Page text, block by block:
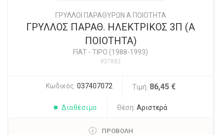
ΓΡΥΛΛΟΙ ΠΑΡΑΘΥΡΩΝ Α ΠΟΙΟΤΗΤΑ
ΓΡΥΛΛΟΣ ΠΑΡΑΘ. ΗΛΕΚΤΡΙΚΟΣ 3Π (Α
ΠΟΙΟΤΗΤΑ)
FIAT - TIPO (1988-1993)
#37882
Κωδικός: 037407072 Τιμή: 86,45 €
Διαθέσιμο Θέση: Αριστερά
ΠΡΟΒΟΛΗ